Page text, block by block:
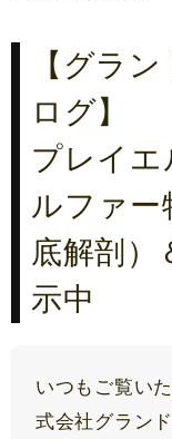
【グラ
ログ】
プレイエ
ルファー
底解剖）
示中
いつもご覧い
式会社グラン